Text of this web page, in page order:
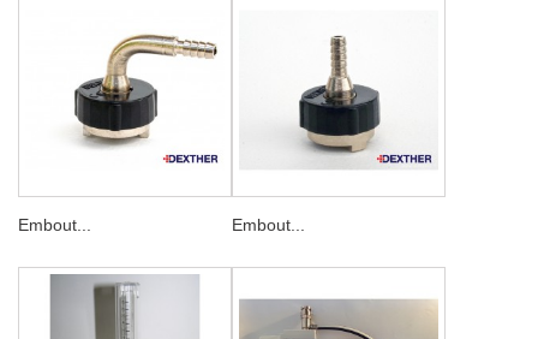
Embout... Embout...